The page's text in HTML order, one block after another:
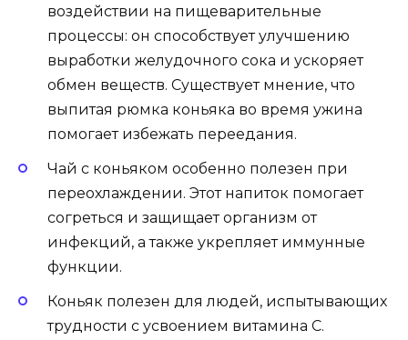
воздействии на пищеварительные
процессы: он способствует улучшению
выработки желудочного сока и ускоряет
обмен веществ. Существует мнение, что
выпитая рюмка коньяка во время ужина
помогает избежать переедания.
Чай с коньяком особенно полезен при
переохлаждении. Этот напиток помогает
согреться и защищает организм от
инфекций, а также укрепляет иммунные
функции.
Коньяк полезен для людей, испытывающих
трудности с усвоением витамина C.